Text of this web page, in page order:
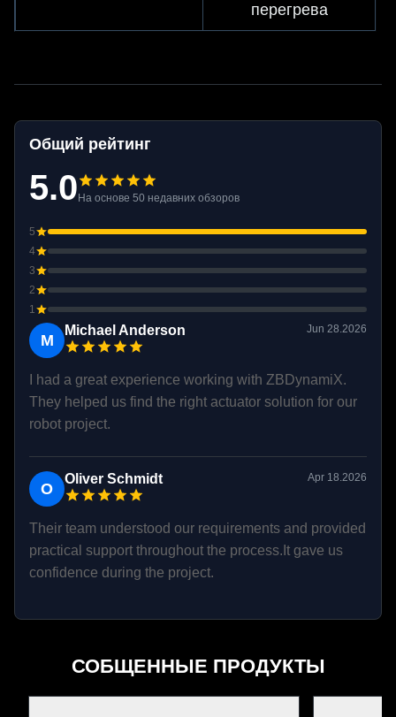
перегрева
Общий рейтинг
5.0На основе 50 недавних обзоров
5
4
3
2
1
M
Michael Anderson Jun 28.2026
I had a great experience working with ZBDynamiX.
They helped us find the right actuator solution for our
robot project.
O
Oliver Schmidt Apr 18.2026
Their team understood our requirements and provided
practical support throughout the process.It gave us
confidence during the project.
СОБЩЕННЫЕ ПРОДУКТЫ